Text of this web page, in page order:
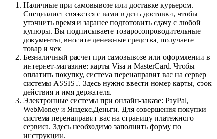
Наличные при самовывозе или доставке курьером.
Специалист свяжется с вами в день доставки, чтобы
уточнить время и заранее подготовить сдачу с любой
купюры. Вы подписываете товаросопроводительные
документы, вносите денежные средства, получаете
товар и чек.
Безналичный расчет при самовывозе или оформлении в
интернет-магазине: карты Visa и MasterCard. Чтобы
оплатить покупку, система перенаправит вас на сервер
системы ASSIST. Здесь нужно ввести номер карты, срок
действия и имя держателя.
Электронные системы при онлайн-заказе: PayPal,
WebMoney и Яндекс.Деньги. Для совершения покупки
система перенаправит вас на страницу платежного
сервиса. Здесь необходимо заполнить форму по
инструкции.